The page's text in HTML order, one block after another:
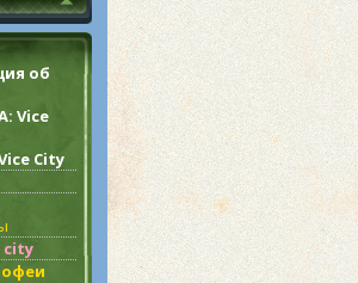
об
Vice
City
city